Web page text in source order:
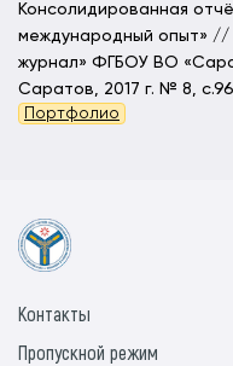
Консолидированная
международный опыт» //
журнал» ФГБОУ ВО
Саратов, 2017 г. № 8,
Портфолио
Контакты
Пропускной режим